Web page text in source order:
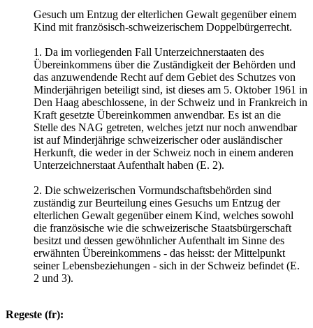
Gesuch um Entzug der elterlichen Gewalt gegenüber einem
Kind mit französisch-schweizerischem Doppelbürgerrecht.
1. Da im vorliegenden Fall Unterzeichnerstaaten des
Übereinkommens über die Zuständigkeit der Behörden und
das anzuwendende Recht auf dem Gebiet des Schutzes von
Minderjährigen beteiligt sind, ist dieses am 5. Oktober 1961 in
Den Haag abeschlossene, in der Schweiz und in Frankreich in
Kraft gesetzte Übereinkommen anwendbar. Es ist an die
Stelle des NAG getreten, welches jetzt nur noch anwendbar
ist auf Minderjährige schweizerischer oder ausländischer
Herkunft, die weder in der Schweiz noch in einem anderen
Unterzeichnerstaat Aufenthalt haben (E. 2).
2. Die schweizerischen Vormundschaftsbehörden sind
zuständig zur Beurteilung eines Gesuchs um Entzug der
elterlichen Gewalt gegenüber einem Kind, welches sowohl
die französische wie die schweizerische Staatsbürgerschaft
besitzt und dessen gewöhnlicher Aufenthalt im Sinne des
erwähnten Übereinkommens - das heisst: der Mittelpunkt
seiner Lebensbeziehungen - sich in der Schweiz befindet (E.
2 und 3).
Regeste (fr):